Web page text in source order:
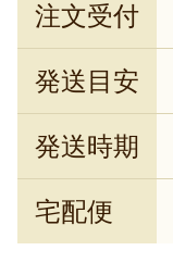
注文受付
発送目安
発送時期
宅配便